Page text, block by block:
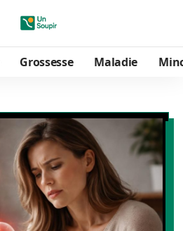
Grossesse Maladie